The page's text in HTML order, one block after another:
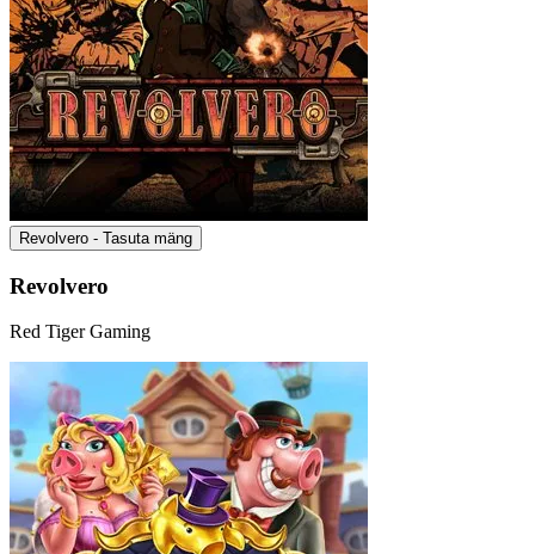
Revolvero - Tasuta mäng
Revolvero
Red Tiger Gaming